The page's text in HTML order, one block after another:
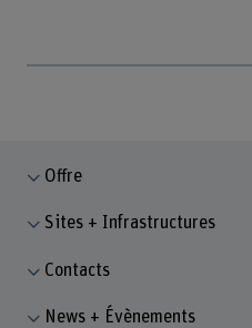
Offre
Sites + Infrastructures
Contacts
News + Évènements